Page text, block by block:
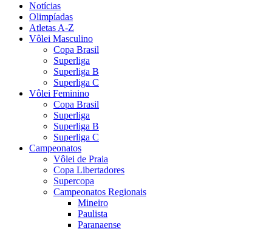
Notícias
Olimpíadas
Atletas A-Z
Vôlei Masculino
Copa Brasil
Superliga
Superliga B
Superliga C
Vôlei Feminino
Copa Brasil
Superliga
Superliga B
Superliga C
Campeonatos
Vôlei de Praia
Copa Libertadores
Supercopa
Campeonatos Regionais
Mineiro
Paulista
Paranaense